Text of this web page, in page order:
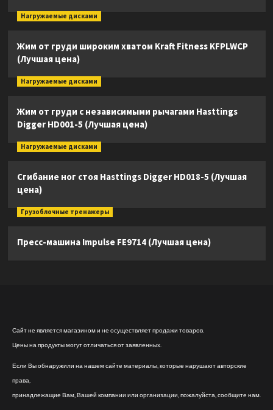
Нагружаемые дисками
Жим от груди широким хватом Kraft Fitness KFPLWCP
(Лучшая цена)
Нагружаемые дисками
Жим от груди с независимыми рычагами Hasttings
Digger HD001-5 (Лучшая цена)
Нагружаемые дисками
Сгибание ног стоя Hasttings Digger HD018-5 (Лучшая
цена)
Грузоблочные тренажеры
Пресс-машина Impulse FE9714 (Лучшая цена)
Сайт не является магазином и не осуществляет продажи товаров.
Цены на продукты могут отличаться от заявленных.
Если Вы обнаружили на нашем сайте материалы, которые нарушают авторские
права,
принадлежащие Вам, Вашей компании или организации, пожалуйста, сообщите нам.